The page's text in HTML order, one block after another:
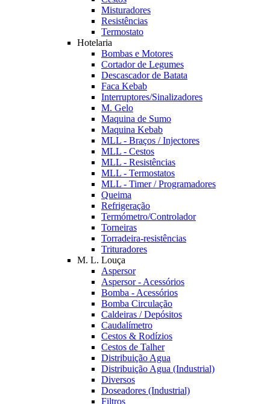
Misturadores
Resistências
Termostato
Hotelaria
Bombas e Motores
Cortador de Legumes
Descascador de Batata
Faca Kebab
Interruptores/Sinalizadores
M. Gelo
Maquina de Sumo
Maquina Kebab
MLL - Braços / Injectores
MLL - Cestos
MLL - Resistências
MLL - Termostatos
MLL - Timer / Programadores
Queima
Refrigeração
Termómetro/Controlador
Torneiras
Torradeira-resistências
Trituradores
M. L. Louça
Aspersor
Aspersor - Acessórios
Bomba - Acessórios
Bomba Circulação
Caldeiras / Depósitos
Caudalímetro
Cestos & Rodízios
Cestos de Talher
Distribuição Agua
Distribuição Agua (Industrial)
Diversos
Doseadores (Industrial)
Filtros